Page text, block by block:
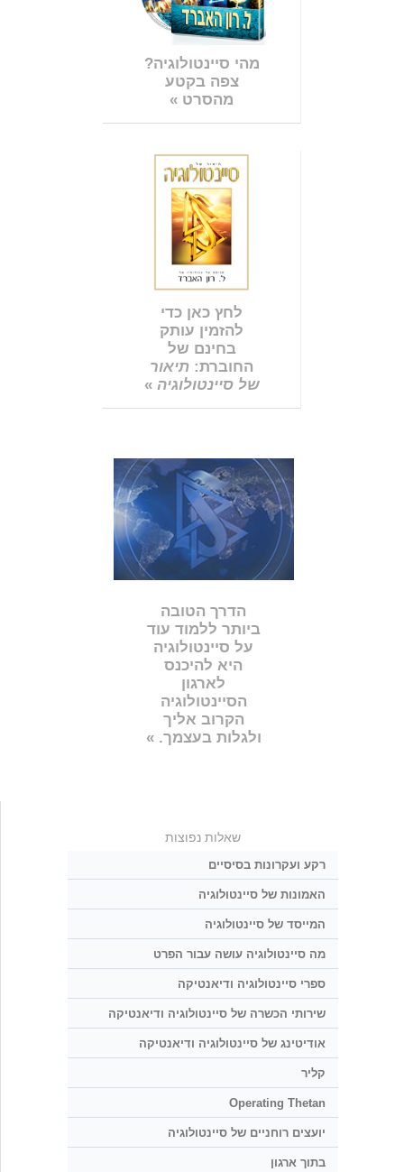
מהי סיינטולוגיה?
צפה בקטע
מהסרט »
לחץ כאן כדי
להזמין עותק
בחינם של
החוברת: תיאור
של סיינטולוגיה »
הדרך הטובה
ביותר ללמוד עוד
על סיינטולוגיה
היא להיכנס
לארגון
הסיינטולוגיה
הקרוב אליך
ולגלות בעצמך. »
שאלות נפוצות
רקע ועקרונות בסיסיים
האמונות של סיינטולוגיה
המייסד של סיינטולוגיה
מה סיינטולוגיה עושה עבור הפרט
ספרי סיינטולוגיה ודיאנטיקה
שירותי הכשרה של סיינטולוגיה ודיאנטיקה
אודיטינג של סיינטולוגיה ודיאנטיקה
קליר
Operating Thetan
יועצים רוחניים של סיינטולוגיה
בתוך ארגון